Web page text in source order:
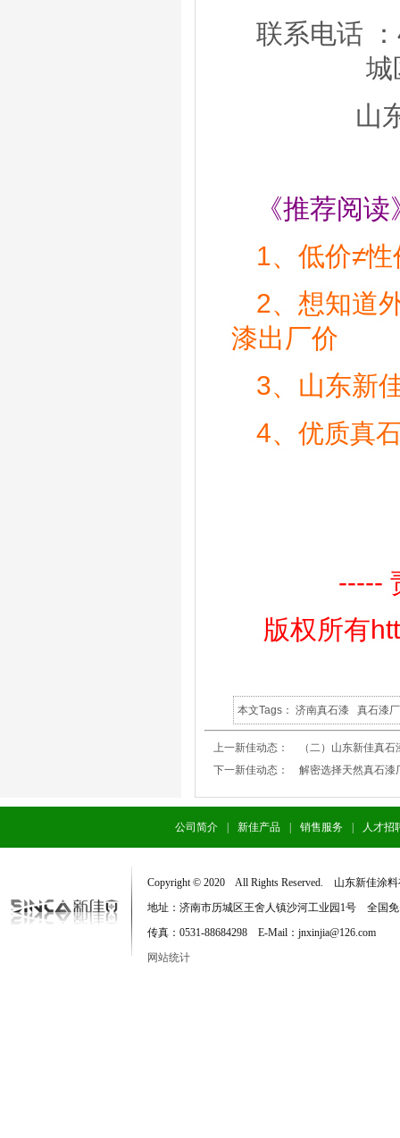
联系电话
城
山
《推荐阅读
1、 低价≠
2、 想知道
漆出厂价
3、 山东新
4、 优质真
-----
版权所有
本文Tags：济南真石漆 真石漆
上一新佳动态：
（二）山东新佳真
下一新佳动态： 解密选择天然真石
公司简介 新佳产品 销售服务 人才招
Copyright © 2020 All Rights Reserved. 山东新佳涂
地址：济南市历城区王舍人镇沙河工业园1号 全国
传真：0531-88684298 E-Mail：jnxinjia@126.com
网站统计